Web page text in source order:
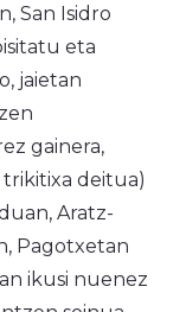
San Isidro
eta
jaietan
gainera,
trikitixa deitua)
Aratz-
Pagotxetan
ikusi nuenez